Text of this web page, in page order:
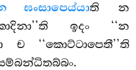
ඝංසාපෙය්යාති න
ඉදං ‘‘න
ච ‘‘කොට්ටාපෙතී’’ති